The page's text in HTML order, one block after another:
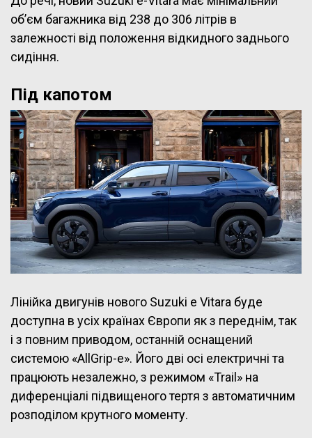
об’єм багажника від 238 до 306 літрів в
залежності від положення відкидного заднього
сидіння.
Під капотом
Лінійка двигунів нового Suzuki e Vitara буде
доступна в усіх країнах Європи як з переднім, так
і з повним приводом, останній оснащений
системою «AllGrip-e». Його дві осі електричні та
працюють незалежно, з режимом «Trail» на
диференціалі підвищеного тертя з автоматичним
розподілом крутного моменту.